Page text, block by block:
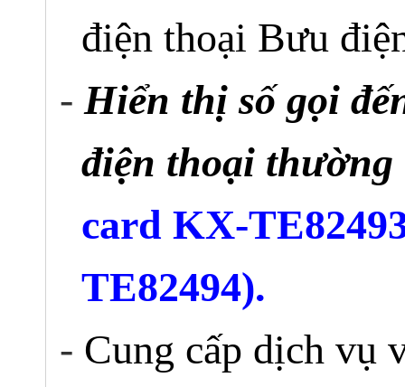
điện thoại Bưu
- Hiển thị số gọi
điện thoại thường
card KX-
TE82494).
- Cung cấp dịch vụ